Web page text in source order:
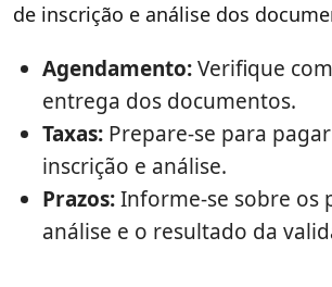
de inscrição e análise dos
Agendamento:Verifique
entrega dos documentos.
Taxas: Prepare-se para
inscrição e análise.
Prazos:Informe-se sobre os
análise e o resultado da